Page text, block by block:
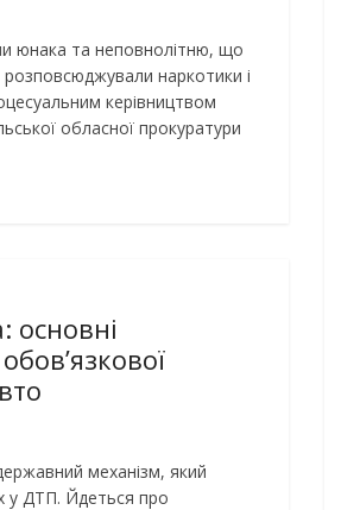
юнака та неповнолітню, що
наркотики і
керівництвом
обласної прокуратури
основні
механізм, який
у ДТП. Йдеться про